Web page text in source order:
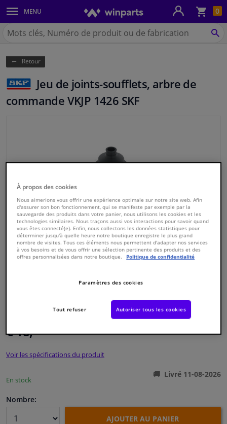
0
MENU
Carrosserie & tôles
Feux & ampoules
Freinage
Système d'échappement
Refroidissement & chauffage
Filtres & liquides
Bagages & transport
Fenêtres & accessoires
Atelier & outils
Camping-car, moto & vélo
Promotions et réductions
Chercher
Winparts.be
Retour
Jeu de joints-soufflets, arbre de
commande VKJP 1426 SKF
7316575592905
€ 18,
Voir les spécifications du produit
En stock
Livré 11-08-2026
Nombre:
AJOUTER AU PANIER
À propos des cookies
Nous aimerions vous offrir une expérience optimale sur notre site web. Afin
d'assurer son bon fonctionnement, qui se manifeste par exemple par la
sauvegarde des produits dans votre panier, nous utilisons les cookies et les
technologies similaires. Nous traçons aussi vos interactions pour savoir quand
vous êtes connecté(e). Enfin, nous collectons les données statistiques pour
déterminer jusqu'à quelle heure notre boutique enregistre le plus grand
nombre de visites. Tous ces éléments nous permettent d'adapter nos services
à vos besoins et de vous offrir une sélection pertinente des produits et des
offres personnalisées dans notre boutique.
Politique de confidentialité
Paramètres des cookies
Tout refuser Autoriser tous les cookies